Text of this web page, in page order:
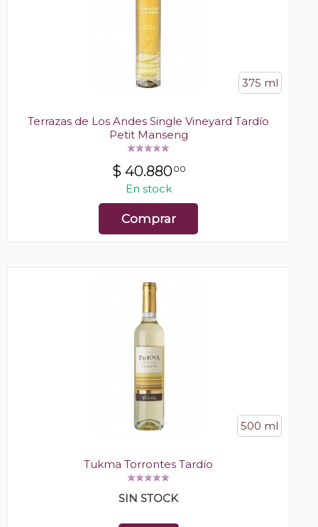
375 ml
Terrazas de Los Andes Single Vineyard Tardío
Petit Manseng
$ 40.88000
En stock
Comprar
500 ml
Tukma Torrontes Tardío
SIN STOCK